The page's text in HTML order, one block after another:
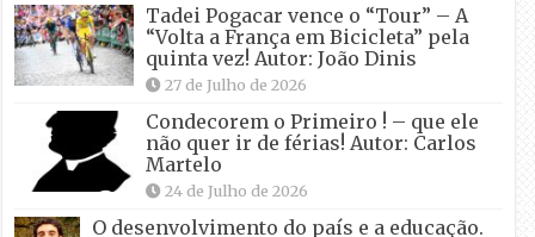
Tadei Pogacar vence o “Tour” – A
“Volta a França em Bicicleta” pela
quinta vez! Autor: João Dinis
27 de Julho de 2026
Condecorem o Primeiro ! – que ele
não quer ir de férias! Autor: Carlos
Martelo
24 de Julho de 2026
O desenvolvimento do país e a educação.